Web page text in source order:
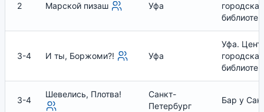
2 Марской пизаш Уфа
городская
3-4 И ты, Боржоми?! Уфа
Уфа.
городская
3-4
Шевелись, Плотва!
Санкт-
Петербург
Бар у